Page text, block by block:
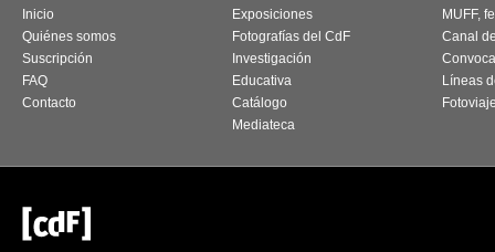
Inicio
Quiénes somos
Suscripción
FAQ
Contacto
Exposiciones
Fotografías del CdF
Investigación
Educativa
Catálogo
Mediateca
MUFF,
Canal
Líneas